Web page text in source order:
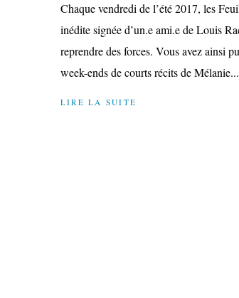
Chaque vendredi de l’été 2017, les
inédite signée d’un.e ami.e de Louis
reprendre des forces. Vous avez ainsi
week-ends de courts récits de Mélanie...
LIRE LA SUITE